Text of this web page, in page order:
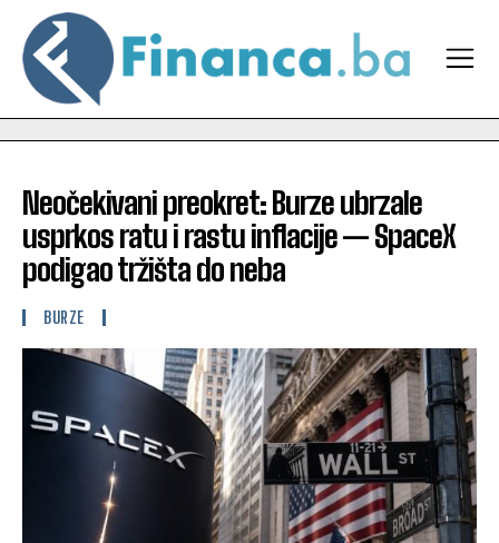
Neočekivani preokret: Burze ubrzale
usprkos ratu i rastu inflacije — SpaceX
podigao tržišta do neba
BURZE